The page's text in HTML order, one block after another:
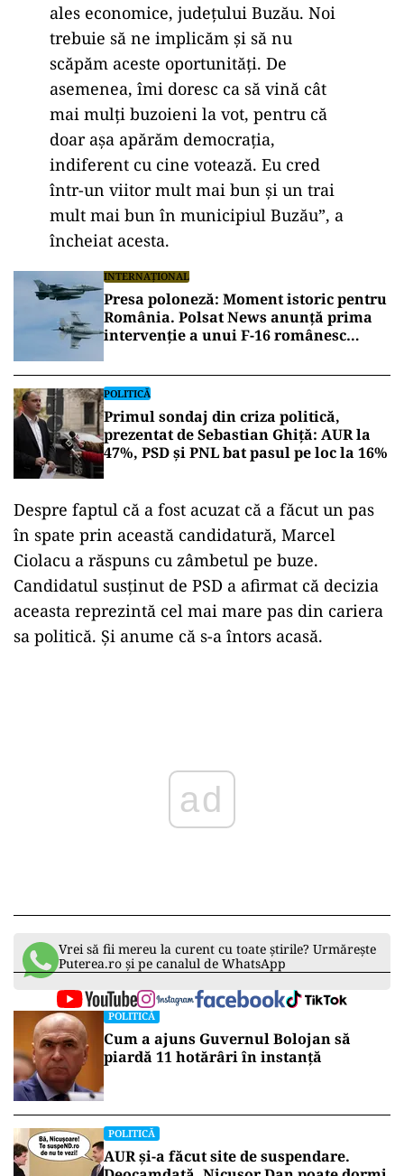
ales economice, județului Buzău. Noi
trebuie să ne implicăm și să nu
scăpăm aceste oportunități. De
asemenea, îmi doresc ca să vină cât
mai mulți buzoieni la vot, pentru că
doar așa apărăm democrația,
indiferent cu cine votează. Eu cred
într-un viitor mult mai bun și un trai
mult mai bun în municipiul Buzău”, a
încheiat acesta.
INTERNAȚIONAL
Presa poloneză: Moment istoric pentru
România. Polsat News anunță prima
intervenție a unui F-16 românesc
NATO
POLITICĂ
Primul sondaj din criza politică,
prezentat de Sebastian Ghiță: AUR la
47%, PSD și PNL bat pasul pe loc la 16%
Despre faptul că a fost acuzat că a făcut un pas
în spate prin această candidatură, Marcel
Ciolacu a răspuns cu zâmbetul pe buze.
Candidatul susținut de PSD a afirmat că decizia
aceasta reprezintă cel mai mare pas din cariera
sa politică. Și anume că s-a întors acasă.
Vrei să fii mereu la curent cu toate știrile? Urmărește
Puterea.ro și pe canalul de WhatsApp
POLITICĂ
Cum a ajuns Guvernul Bolojan să
piardă 11 hotărâri în instanță
POLITICĂ
AUR și-a făcut site de suspendare.